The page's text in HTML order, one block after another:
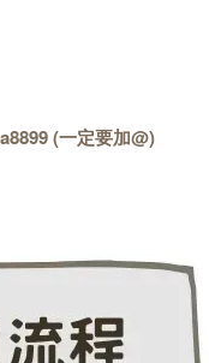
(一定要加@)